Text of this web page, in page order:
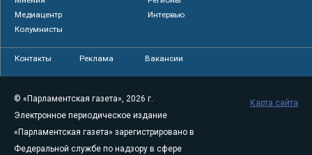
Медиацентр
Интервью
Колумнисты
Контакты Реклама Вакансии
© «Парламентская газета», 2026 г.
Электронное периодическое издание
«Парламентская газета» зарегистрировано в
Федеральной службе по надзору в сфере
Карта сайта